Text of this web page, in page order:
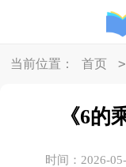
当前位置： 首页 >
《6的
时间：2026-